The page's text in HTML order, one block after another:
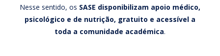
Nesse sentido, os SASE disponibilizam apoio médico,
psicológico e de nutrição, gratuito e acessível a
toda a comunidade académica.